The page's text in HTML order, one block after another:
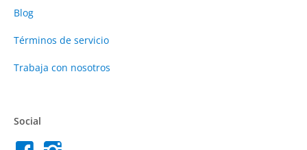
Blog
Términos de servicio
Trabaja con nosotros
Social